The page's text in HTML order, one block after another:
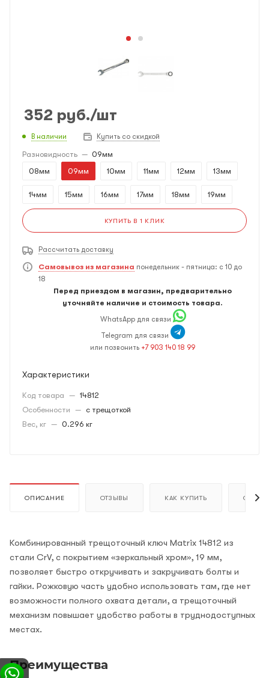
352 руб./шт
В наличии Купить со скидкой
Разновидность — 09мм
08мм
09мм 10мм 11мм 12мм 13мм
14мм 15мм 16мм 17мм 18мм 19мм
КУПИТЬ В 1 КЛИК
Рассчитать доставку
Самовывоз из магазина понедельник - пятница: с 10 до
18
Перед приездом в магазин, предварительно
уточняйте наличие и стоимость товара.
WhatsApp для связи
Telegram для связи
или позвонить +7 903 140 18 99
Характеристики
Код товара — 14812
Особенности — с трещоткой
Вес, кг — 0.296 кг
ОПИСАНИЕ ОТЗЫВЫ КАК КУПИТЬ ОПЛАТА
Комбинированный трещоточный ключ Matrix 14812 из
стали CrV, с покрытием «зеркальный хром», 19 мм,
позволяет быстро откручивать и закручивать болты и
гайки. Рожковую часть удобно использовать там, где нет
возможности полного охвата детали, а трещоточный
механизм повышает удобство работы в труднодоступных
местах.
Преимущества